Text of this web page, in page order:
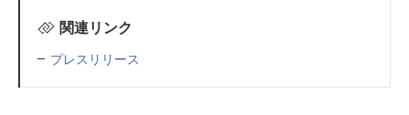
関連リンク
プレスリリース